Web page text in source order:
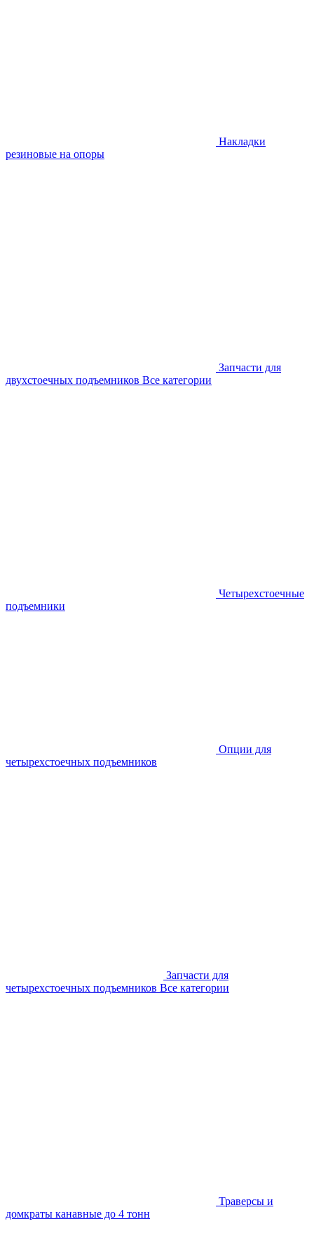
Накладки
резиновые на опоры
Запчасти для
двухстоечных подъемников Все категории
Четырехстоечные
подъемники
Опции для
четырехстоечных подъемников
Запчасти для
четырехстоечных подъемников Все категории
Траверсы и
домкраты канавные до 4 тонн